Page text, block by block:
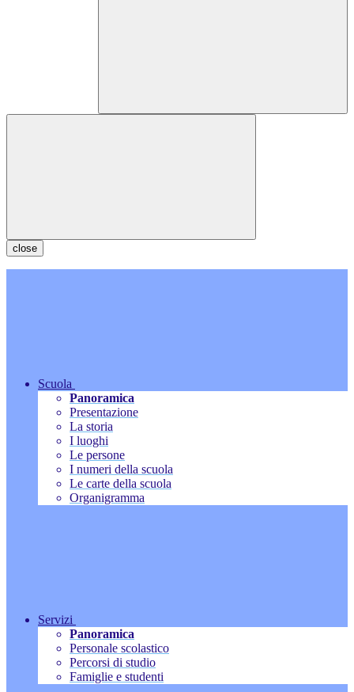
close
Scuola
Panoramica
Presentazione
La storia
I luoghi
Le persone
I numeri della scuola
Le carte della scuola
Organigramma
Servizi
Panoramica
Personale scolastico
Percorsi di studio
Famiglie e studenti